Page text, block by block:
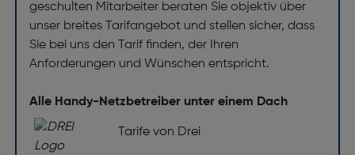
geschulten Mitarbeiter beraten Sie objektiv über
unser breites Tarifangebot und stellen sicher, dass
Sie bei uns den Tarif finden, der Ihren
Anforderungen und Wünschen entspricht.
Alle Handy-Netzbetreiber unter einem Dach
Tarife von Drei